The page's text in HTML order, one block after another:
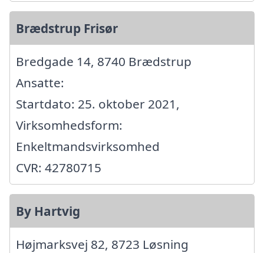
Brædstrup Frisør
Bredgade 14, 8740 Brædstrup
Ansatte:
Startdato: 25. oktober 2021,
Virksomhedsform:
Enkeltmandsvirksomhed
CVR: 42780715
By Hartvig
Højmarksvej 82, 8723 Løsning